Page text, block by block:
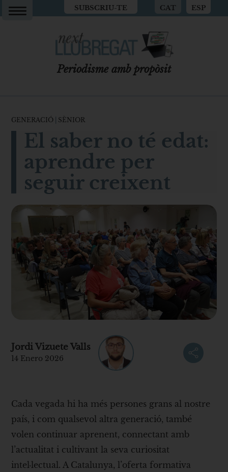
SUBSCRIU-TE CAT ESP
Periodisme amb propòsit
GENERACIÓ SÈNIOR
El saber no té edat:
aprendre per
seguir creixent
Jordi Vizuete Valls
14 Enero 2026
Cada vegada hi ha més persones grans al nostre
país, i com qualsevol altra generació, també
volen continuar aprenent, connectant amb
l’actualitat i cultivant la seva curiositat
intel·lectual. A Catalunya, l’oferta formativa